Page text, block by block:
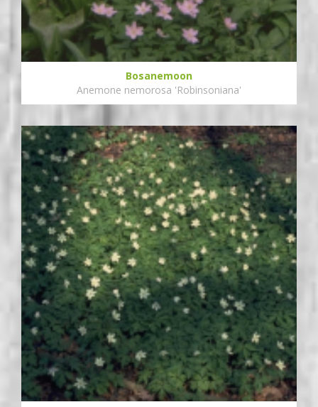
Bosanemoon
Anemone nemorosa 'Robinsoniana'